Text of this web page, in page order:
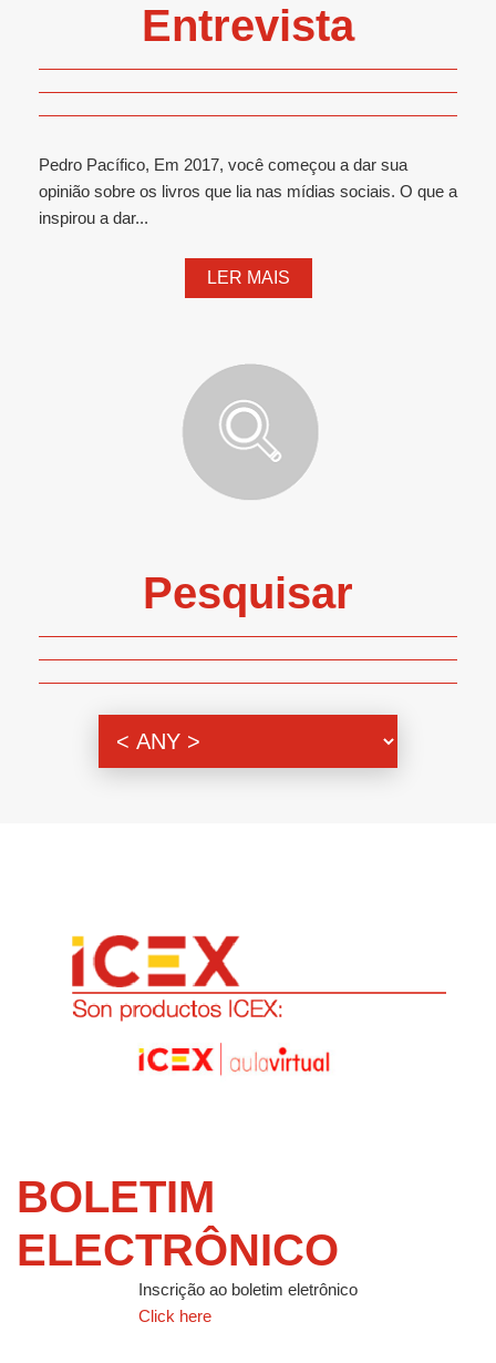
Entrevista
Pedro Pacífico, Em 2017, você começou a dar sua
opinião sobre os livros que lia nas mídias sociais. O que a
inspirou a dar...
LER MAIS
Pesquisar
BOLETIM
ELECTRÔNICO
Inscrição ao boletim eletrônico
Click here